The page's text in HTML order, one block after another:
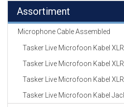
Assortiment
Microphone Cable Assembled
Tasker Live Microfoon Kabel
Tasker Live Microfoon Kabel
Tasker Live Microfoon Kabel
Tasker Live Microfoon Kabel